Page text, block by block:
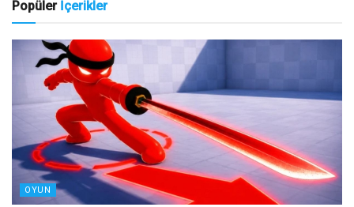
Popüler İçerikler
OYUN